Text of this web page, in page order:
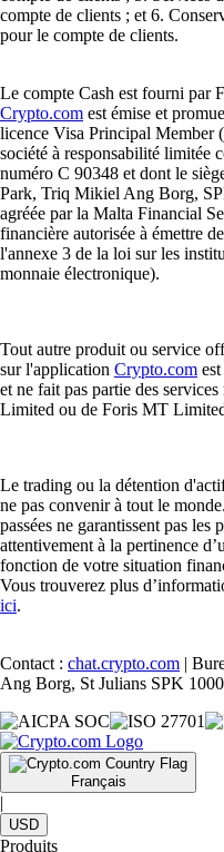
compte de clients ; et 6.
pour le compte de clients.
Le compte Cash est fourni par
Crypto.com est émise et
licence Visa Principal Member
société à responsabilité limitée
numéro C 90348 et dont le
Park, Triq Mikiel Ang Borg,
agréée par la Malta Financial
financière autorisée à émettre
l'annexe 3 de la loi sur les
monnaie électronique).
Tout autre produit ou service
sur l'application Crypto.com
et ne fait pas partie des
Limited ou de Foris MT
Le trading ou la détention
ne pas convenir à tout le
passées ne garantissent pas
attentivement à la pertinence
fonction de votre situation
Vous trouverez plus
ici.
Contact : chat.crypto.com |
Ang Borg, St Julians SPK
Français
|
USD
Produits